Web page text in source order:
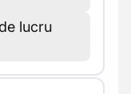
lucru